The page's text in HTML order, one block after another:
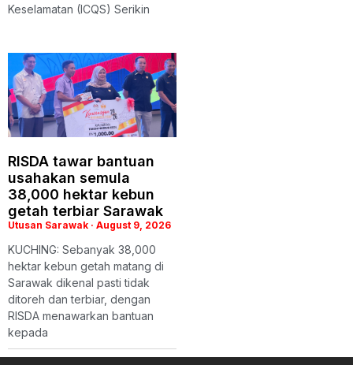
Keselamatan (ICQS) Serikin
RISDA tawar bantuan
usahakan semula
38,000 hektar kebun
getah terbiar Sarawak
Utusan Sarawak August 9, 2026
KUCHING: Sebanyak 38,000
hektar kebun getah matang di
Sarawak dikenal pasti tidak
ditoreh dan terbiar, dengan
RISDA menawarkan bantuan
kepada